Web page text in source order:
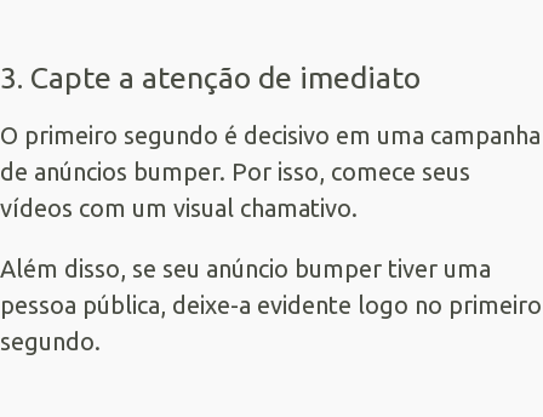
3. Capte a atenção de imediato
O primeiro segundo é decisivo em uma campanha
de anúncios bumper. Por isso, comece seus
vídeos com um visual chamativo.
Além disso, se seu anúncio bumper tiver uma
pessoa pública, deixe-a evidente logo no primeiro
segundo.